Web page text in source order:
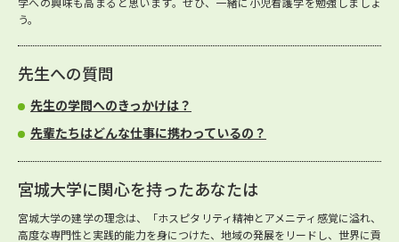
う。
先生への質問
先生の学問へのきっかけは？
先輩たちはどんな仕事に携わっているの？
宮城大学に関心を持ったあなたは
宮城大学の建学の理念は、「ホスピタリティ精神とアメニティ感覚に溢れ、
高度な専門性と実践的能力を身につけた、地域の発展をリードし、世界に貢